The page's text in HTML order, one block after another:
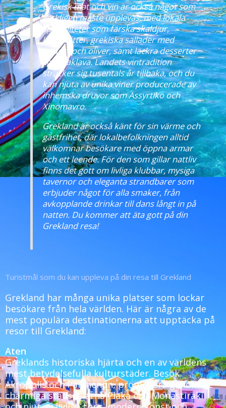
Grekisk mat och vin är också något som
verkligen måste upplevas, med lokala
specialiteter som färska skaldjur,
lammrätter, grekiska sallader med
fetaost och oliver, samt läckra desserter
som baklava. Landets vintradition
sträcker sig tusentals år tillbaka, och du
kan njuta av unika viner producerade av
inhemska druvor som Assyrtiko och
Xinomavro.
Grekland är också känt för sin värme och
gästfrihet, där lokalbefolkningen alltid
välkomnar besökare med öppna armar
och ett leende. För den som gillar nattliv
finns det gott om livliga klubbar, mysiga
tavernor och eleganta strandbarer som
erbjuder något för alla smaker, från
avkopplande drinkar till dans långt in på
natten. Du kommer att äta gott på din
Grekland resa!
Turistmål som du kan uppleva på din resa till Grekland
Grekland har många unika platser som lockar
besökare från hela världen. Här är några av de
mest populära destinationerna att upptäcka på
resor till Grekland:
Aten
Greklands historiska hjärta och en av världens
mest betydelsefulla kulturstäder. Besök
Akropolis och Parthenon, promenera genom de
charmiga stadsdelarna Plaka och Monastiraki